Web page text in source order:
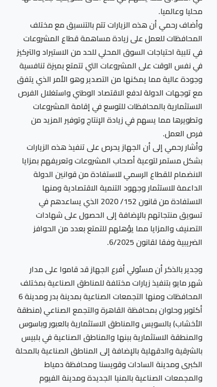
محليا وعالميا.
وأضاف رحمي أن هذه الزيارات تتم بالتنسيق مع مختلف
المحافظات للعمل على زيادة مساهمة قطاع المشروعات
في تلبية احتياجات السوق المحلي للحد من الاستيراد والتركيز
في نفس الوقت على المشروعات التي تتمتع بميزة تنافسية
وجودة عالية مما يمكنها من التصدير وهو الأمر الذي يتفق
مع توجهات الدولة لدفع الاقتصاد الوطني واستغلال الفرص
الاستثمارية بالمحافظات للتوسع في إقامة المشروعات
وتطويرها مما يسهم في زيادة الإنتاج وتوفير المزيد من
فرص العمل.
وأشار رحمي إلى أن الجهاز يحرص على تنفيذ هذه الزيارات
بشكل مستمر لتوعية أصحاب المشروعات وتعريفهم بمزايا
الانضمام للقطاع الرسمي للاستفادة من قوانين الدولة
الداعمة للاستثمار وجهود التنمية الاقتصادية ومنها
الاستفادة من قانون 152/ 2020 الذي يساعدهم في
تسويق منتجاتهم بالإضافة إلى الحصول على شهادات
التصنيف والمزايا مما يؤهلهم للتمتع بعدد من الحوافز
الضريبية وفقا لقانون 6/2025.
وجدير بالذكر أن مسئولي أفرع الجهاز قد قاموا على مدار
شهر مايو بتنفيذ زيارات مختلفة للمناطق الصناعية بمختلف
المحافظات ومنها التجمعات الصناعية بمدينة بدر ومدينة 6
أكتوبر وحلوان بمحافظة القاهرة والتجمع الصناعي (منطقة
الأخشاب) بالسويس والمناطق الاستثمارية بالعبور وباسوس
والمنطقة الاستثمارية ببنها والمناطق الصناعية في بلبيس
بالشرقية والدقهلية بالإضافة إلى المناطق الصناعية بالمحلة
الكبرى ومدينة السادات وقويسنا ومحافظة دمياط
والمجمعات الصناعية بالمنيا الجديدة ومدينة الفيوم